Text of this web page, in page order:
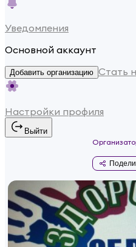
Уведомления
Основной аккаунт
Добавить организацию Стать
Настройки профиля
Выйти